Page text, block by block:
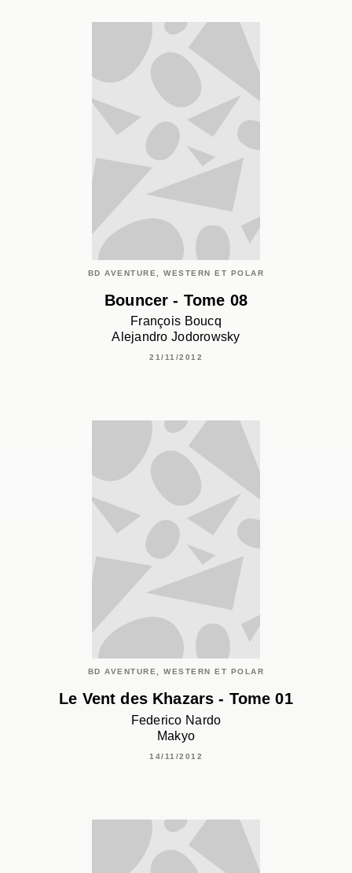
BD AVENTURE, WESTERN ET POLAR
Bouncer - Tome 08
François Boucq
Alejandro Jodorowsky
21/11/2012
BD AVENTURE, WESTERN ET POLAR
Le Vent des Khazars - Tome 01
Federico Nardo
Makyo
14/11/2012